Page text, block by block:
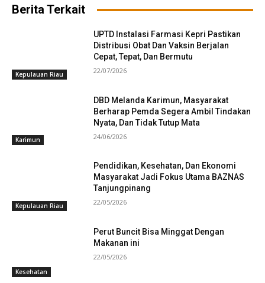
Berita Terkait
Kepulauan Riau
UPTD Instalasi Farmasi Kepri Pastikan
Distribusi Obat Dan Vaksin Berjalan
Cepat, Tepat, Dan Bermutu
22/07/2026
Karimun
DBD Melanda Karimun, Masyarakat
Berharap Pemda Segera Ambil Tindakan
Nyata, Dan Tidak Tutup Mata
24/06/2026
Kepulauan Riau
Pendidikan, Kesehatan, Dan Ekonomi
Masyarakat Jadi Fokus Utama BAZNAS
Tanjungpinang
22/05/2026
Kesehatan
Perut Buncit Bisa Minggat Dengan
Makanan ini
22/05/2026